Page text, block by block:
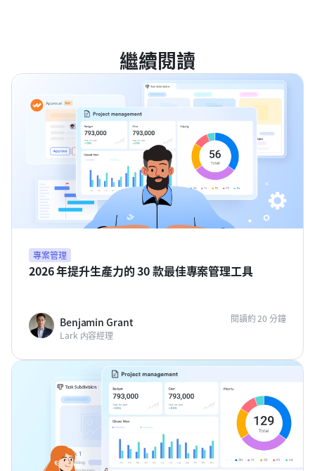
繼續閱讀
專案管理
2026 年提升生產力的 30 款最佳專案管理工具
Benjamin Grant
Lark 内容經理
閱讀約 20 分鐘